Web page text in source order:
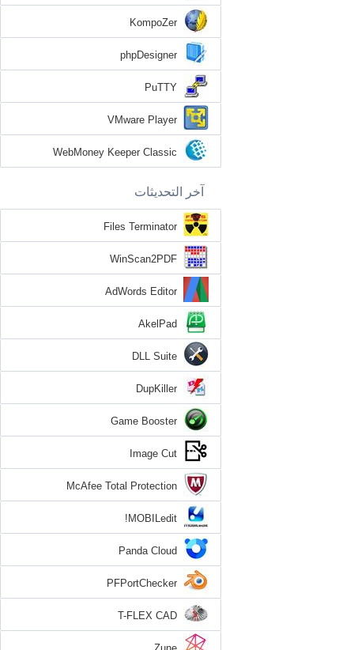
KompoZer
phpDesigner
PuTTY
VMware Player
WebMoney Keeper Classic
آخر التحديثات
Files Terminator
WinScan2PDF
AdWords Editor
AkelPad
DLL Suite
DupKiller
Game Booster
Image Cut
McAfee Total Protection
MOBILedit!
Panda Cloud
PFPortChecker
T-FLEX CAD